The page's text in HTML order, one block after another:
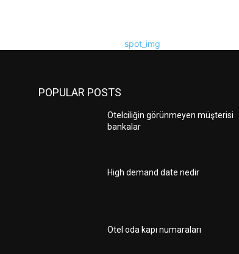
POPULAR POSTS
Otelciliğin görünmeyen müşterisi
bankalar
High demand date nedir
Otel oda kapı numaraları